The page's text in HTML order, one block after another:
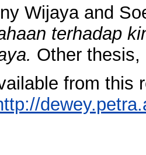
Wijayaand
terhadap
Other
from this